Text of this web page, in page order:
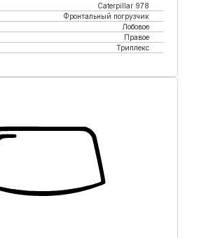
Caterpillar 978
Фронтальный погрузчик
Лобовое
Правое
Триплекс